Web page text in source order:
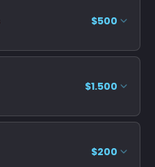
$500
$1.500
$200